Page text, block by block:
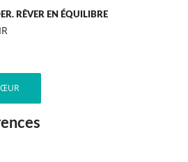
RÊVER EN ÉQUILIBRE